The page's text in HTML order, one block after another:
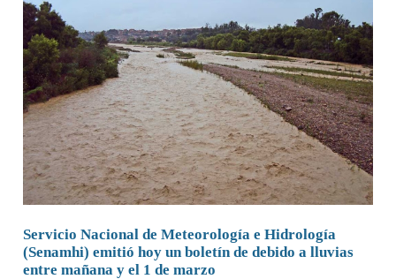
Servicio Nacional de Meteorología e Hidrología
(Senamhi) emitió hoy un boletín de debido a lluvias
entre mañana y el 1 de marzo